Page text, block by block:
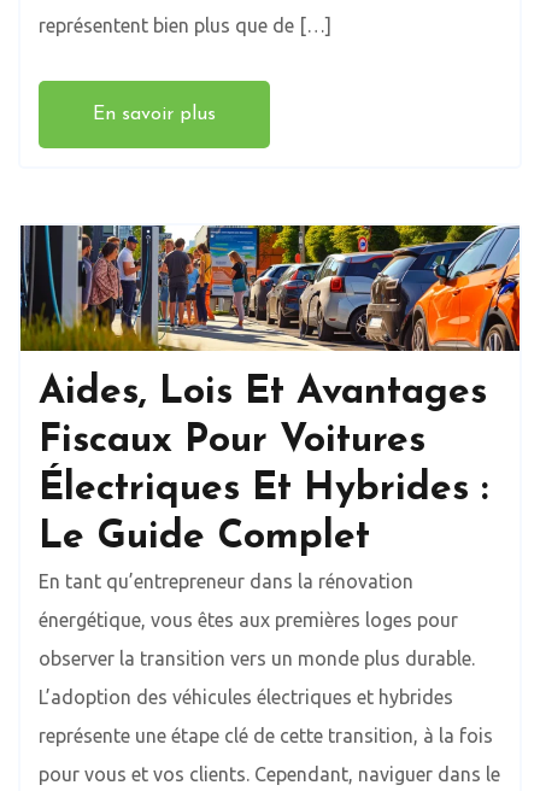
représentent bien plus que de […]
En savoir plus
Aides, Lois Et Avantages
Fiscaux Pour Voitures
Électriques Et Hybrides :
Le Guide Complet
En tant qu’entrepreneur dans la rénovation
énergétique, vous êtes aux premières loges pour
observer la transition vers un monde plus durable.
L’adoption des véhicules électriques et hybrides
représente une étape clé de cette transition, à la fois
pour vous et vos clients. Cependant, naviguer dans le